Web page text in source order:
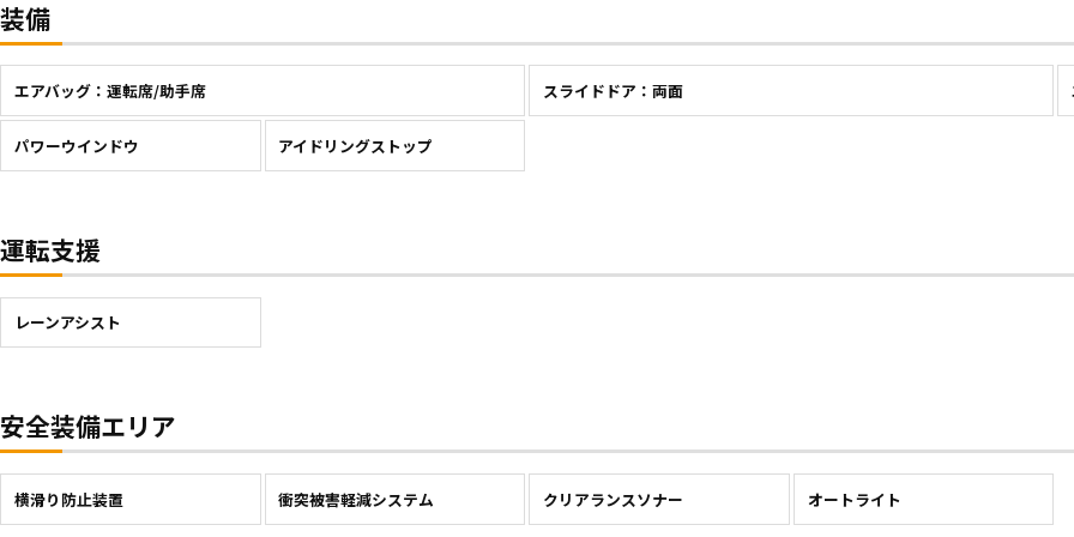
装備
エアバッグ：運転席/助手席 スライドドア：両面
パワーウインドウ アイドリングストップ
運転支援
レーンアシスト
安全装備エリア
横滑り防止装置 衝突被害軽減システム クリアランスソナー オートライト